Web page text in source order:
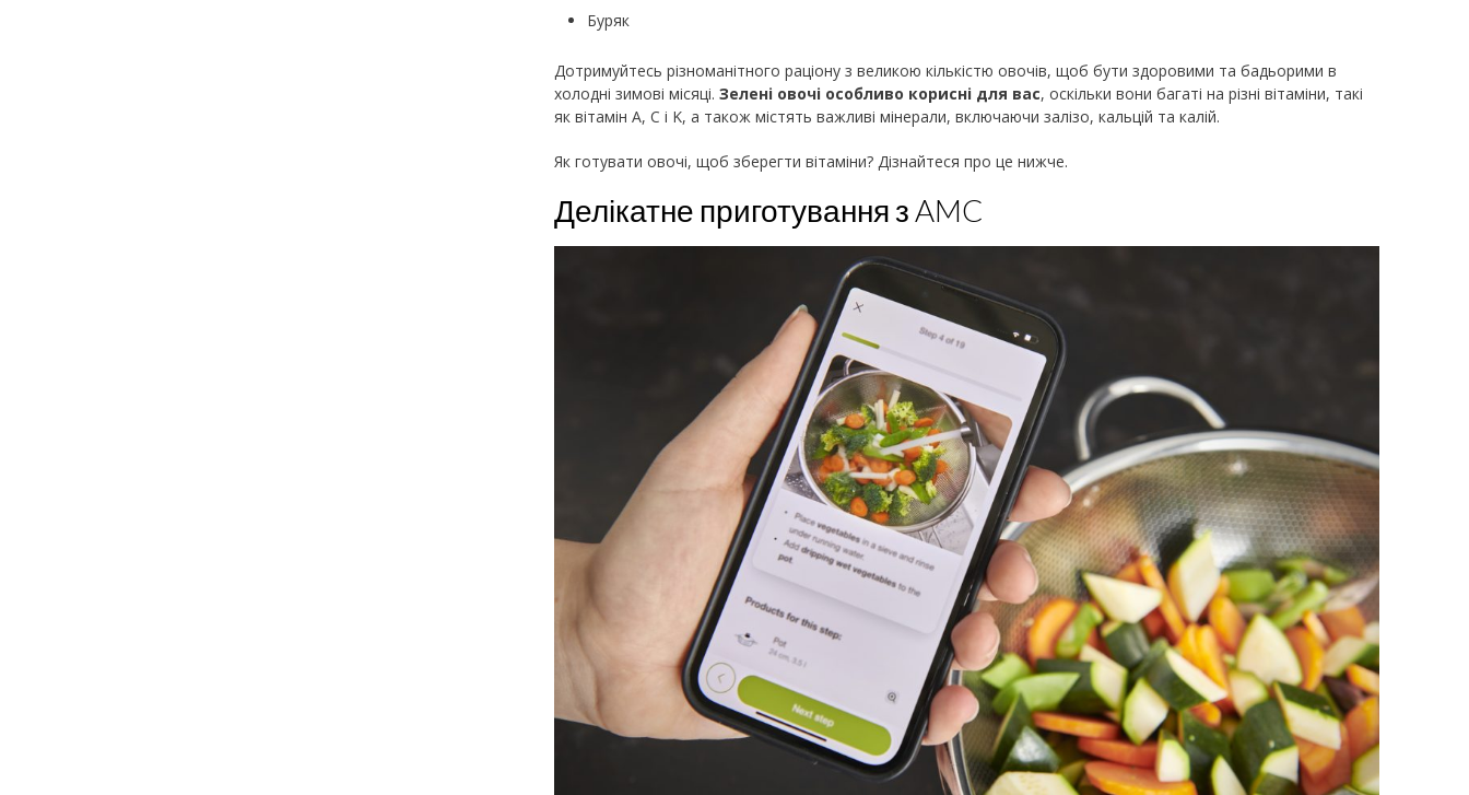
Буряк
Дотримуйтесь різноманітного раціону з великою кількістю овочів, щоб бути здоровими та бадьорими в
холодні зимові місяці. Зелені овочі особливо корисні для вас, оскільки вони багаті на різні вітаміни, такі
як вітамін A, C і K, а також містять важливі мінерали, включаючи залізо, кальцій та калій.
Як готувати овочі, щоб зберегти вітаміни? Дізнайтеся про це нижче.
Делікатне приготування з AMC